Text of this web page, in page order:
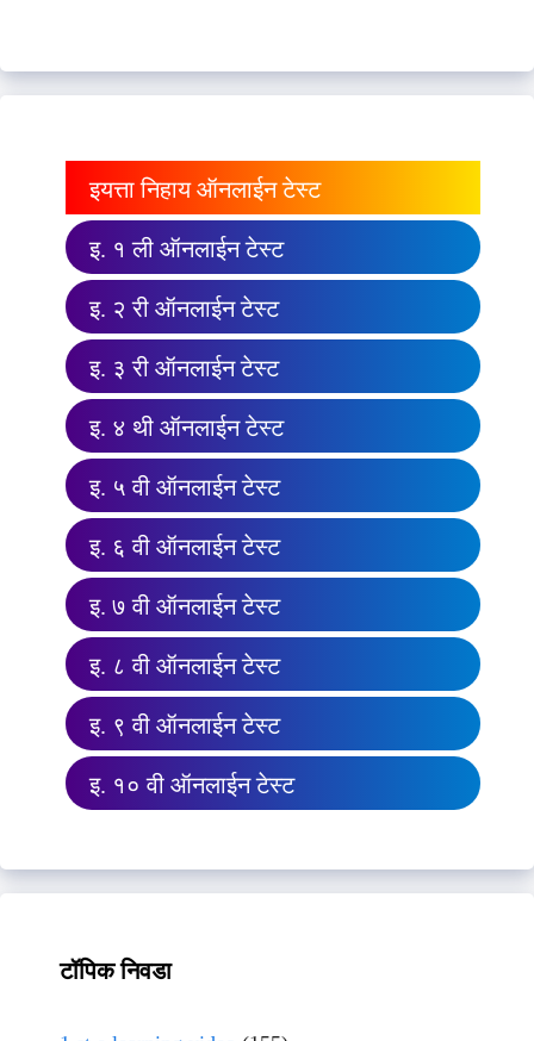
इयत्ता निहाय ऑनलाईन टेस्ट
इ. १ ली ऑनलाईन टेस्ट
इ. २ री ऑनलाईन टेस्ट
इ. ३ री ऑनलाईन टेस्ट
इ. ४ थी ऑनलाईन टेस्ट
इ. ५ वी ऑनलाईन टेस्ट
इ. ६ वी ऑनलाईन टेस्ट
इ. ७ वी ऑनलाईन टेस्ट
इ. ८ वी ऑनलाईन टेस्ट
इ. ९ वी ऑनलाईन टेस्ट
इ. १० वी ऑनलाईन टेस्ट
टॉपिक निवडा